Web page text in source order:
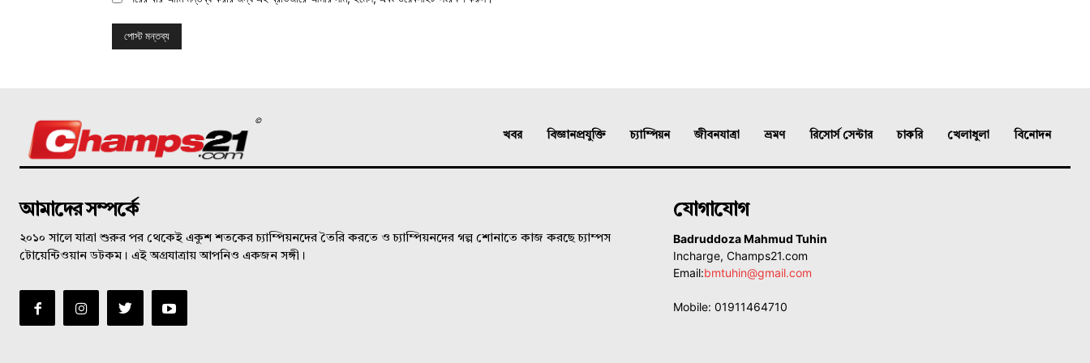
©
খবর বিজ্ঞানপ্রযুক্তি চ্যাম্পিয়ন জীবনযাত্রা ভ্রমণ রিসোর্স সেন্টার চাকরি খেলাধুলা বিনোদন
আমাদের সম্পর্কে
২০১০ সালে যাত্রা শুরুর পর থেকেই একুশ শতকের চ্যাম্পিয়নদের তৈরি করতে ও চ্যাম্পিয়নদের গল্প শোনাতে কাজ করছে চ্যাম্পস
টোয়েন্টিওয়ান ডটকম। এই অগ্রযাত্রায় আপনিও একজন সঙ্গী।
যোগাযোগ
Badruddoza Mahmud Tuhin
Incharge, Champs21.com
Email:bmtuhin@gmail.com
Mobile: 01911464710